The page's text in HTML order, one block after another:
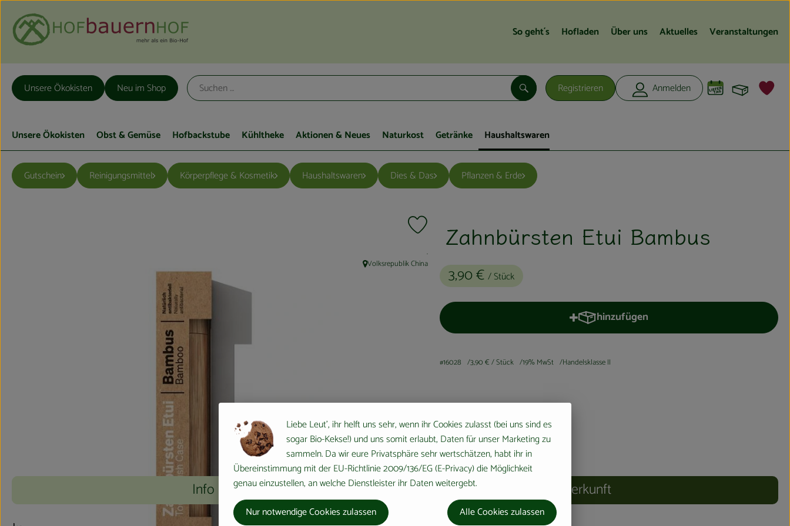
So geht´s Hofladen Über uns Aktuelles Veranstaltungen
Registrieren Anmelden
Suchen
Unsere Ökokisten Neu im Shop
Unsere Ökokisten Obst & Gemüse Hofbackstube Kühltheke Aktionen & Neues Naturkost Getränke Haushaltswaren
Gutschein Reinigungsmittel Körperpflege & Kosmetik Haushaltswaren Dies & Das Pflanzen & Erde
Zahnbürsten Etui Bambus
3,90 € / Stück
Produkt zu Favouriten hinzufügen
, Kontrollstelle:
.
, Herkunft:
Volksrepublik China
hinzufügen
Produkt zum Warenkorb hinzufügen
#16028 3,90 €/ Stück 19% MwSt Handelsklasse II
Info Herkunft
Liebe Leut', ihr helft uns sehr, wenn ihr Cookies zulasst (bei uns sind es
sogar Bio-Kekse!) und uns somit erlaubt, Daten für unser Marketing zu
sammeln. Da wir eure Privatsphäre sehr wertschätzen, habt ihr in
Übereinstimmung mit der EU-Richtlinie 2009/136/EG (E-Privacy) die Möglichkeit
genau einzustellen, an welche Dienstleister ihr Daten weitergebt.
Nur notwendige Cookies zulassen Alle Cookies zulassen